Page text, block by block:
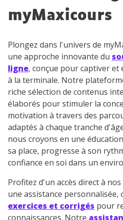
myMaxicours
Plongez dans l'univers de
une approche innovante du
ligne, conçue pour captiver et
à la terminale. Notre
riche sélection de contenus
élaborés pour stimuler la
motivation à travers des
adaptés à chaque tranche
nous croyons en une
sa place, progresse à son
confiance en soi dans un
Profitez d'un accès direct à nos
une assistance personnalisée,
exercices et corrigés pour
connaissances. Notre
désinscription présent dans
en savoir plus sur la gestion de
consulternotre charte .